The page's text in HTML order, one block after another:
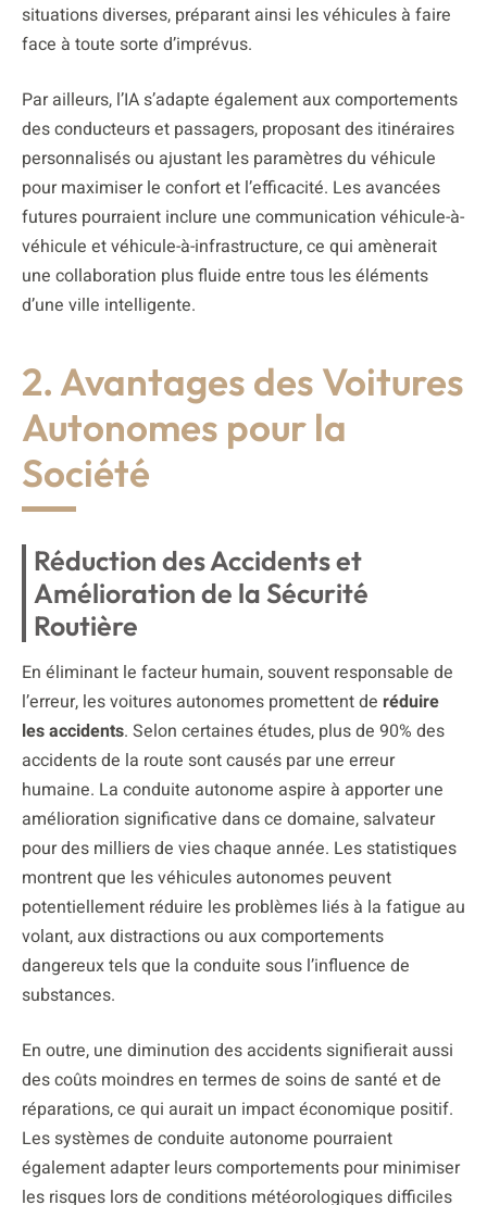
situations diverses, préparant ainsi les véhicules à faire
face à toute sorte d’imprévus.
Par ailleurs, l’IA s’adapte également aux comportements
des conducteurs et passagers, proposant des itinéraires
personnalisés ou ajustant les paramètres du véhicule
pour maximiser le confort et l’efficacité. Les avancées
futures pourraient inclure une communication véhicule-à-
véhicule et véhicule-à-infrastructure, ce qui amènerait
une collaboration plus fluide entre tous les éléments
d’une ville intelligente.
2. Avantages des Voitures
Autonomes pour la
Société
Réduction des Accidents et
Amélioration de la Sécurité
Routière
En éliminant le facteur humain, souvent responsable de
l’erreur, les voitures autonomes promettent de réduire
les accidents. Selon certaines études, plus de 90% des
accidents de la route sont causés par une erreur
humaine. La conduite autonome aspire à apporter une
amélioration significative dans ce domaine, salvateur
pour des milliers de vies chaque année. Les statistiques
montrent que les véhicules autonomes peuvent
potentiellement réduire les problèmes liés à la fatigue au
volant, aux distractions ou aux comportements
dangereux tels que la conduite sous l’influence de
substances.
En outre, une diminution des accidents signifierait aussi
des coûts moindres en termes de soins de santé et de
réparations, ce qui aurait un impact économique positif.
Les systèmes de conduite autonome pourraient
également adapter leurs comportements pour minimiser
les risques lors de conditions météorologiques difficiles